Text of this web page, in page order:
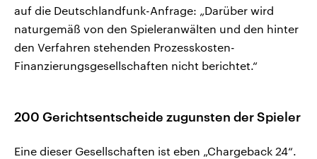
auf die Deutschlandfunk-Anfrage: „Darüber wird
naturgemäß von den Spieleranwälten und den hinter
den Verfahren stehenden Prozesskosten-
Finanzierungsgesellschaften nicht berichtet.“
200 Gerichtsentscheide zugunsten der Spieler
Eine dieser Gesellschaften ist eben „Chargeback 24“.